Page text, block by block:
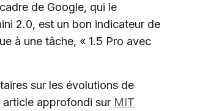
de Google, qui le
2.0, est un bon indicateur de
à une tâche, « 1.5 Pro avec
sur les évolutions de
article approfondi sur MIT